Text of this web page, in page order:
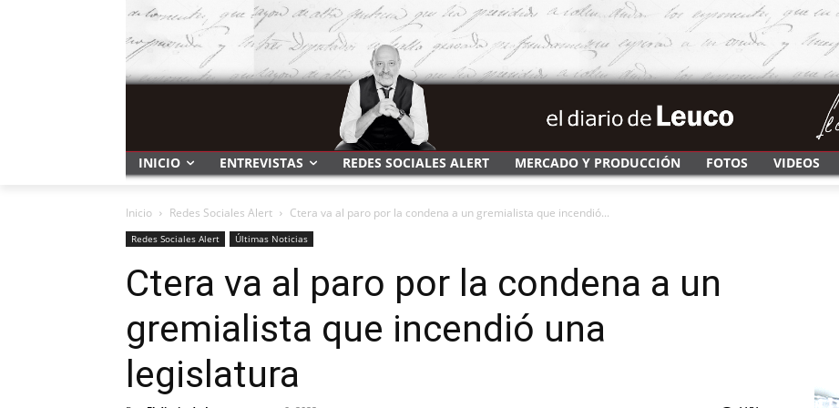
INICIO ENTREVISTAS REDES SOCIALES ALERT MERCADO Y PRODUCCIÓN FOTOS VIDEOS
Inicio Redes Sociales Alert Ctera va al paro por la condena a un gremialista que incendió...
Redes Sociales Alert Últimas Noticias
Ctera va al paro por la condena a un
gremialista que incendió una
legislatura